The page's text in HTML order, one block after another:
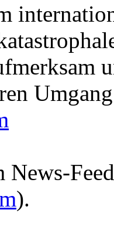
News-
).